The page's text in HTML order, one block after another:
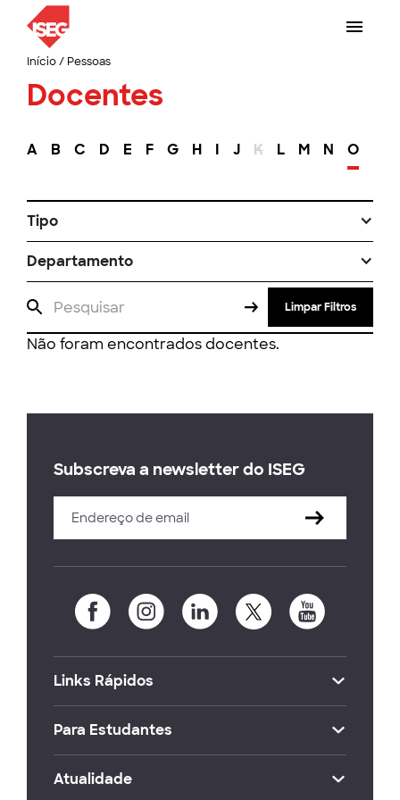
Início/ Pessoas
Docentes
A B C D E F G H I J K L M N O
Tipo
Departamento
Limpar Filtros
Não foram encontrados docentes.
Subscreva a newsletter do ISEG
Links Rápidos
Para Estudantes
Atualidade